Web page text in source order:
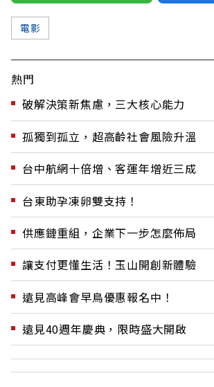
電影
熱門
破解決策新焦慮，三大核心能力
孤獨到孤立，超高齡社會風險升溫
台中航網十倍增、客運年增近三成
台東助孕凍卵雙支持！
供應鏈重組，企業下一步怎麼佈局
讓支付更懂生活！玉山開創新體驗
遠見高峰會早鳥優惠報名中！
遠見40週年慶典，限時盛大開啟